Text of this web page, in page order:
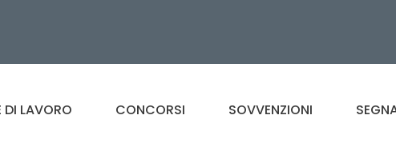
DI LAVORO CONCORSI SOVVENZIONI